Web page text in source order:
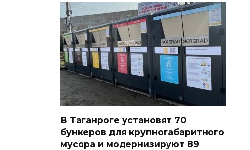
В Таганроге установят 70
бункеров для крупногабаритного
мусора и модернизируют 89